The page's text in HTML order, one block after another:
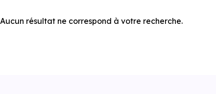
Aucun résultat ne correspond à votre recherche.